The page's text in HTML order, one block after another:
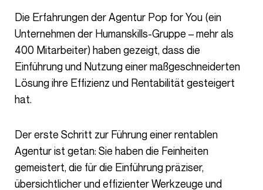
Die Erfahrungen der Agentur Pop for You (ein
Unternehmen der Humanskills-Gruppe – mehr als
400 Mitarbeiter) haben gezeigt, dass die
Einführung und Nutzung einer maßgeschneiderten
Lösung ihre Effizienz und Rentabilität gesteigert
hat.
Der erste Schritt zur Führung einer rentablen
Agentur ist getan: Sie haben die Feinheiten
gemeistert, die für die Einführung präziser,
übersichtlicher und effizienter Werkzeuge und